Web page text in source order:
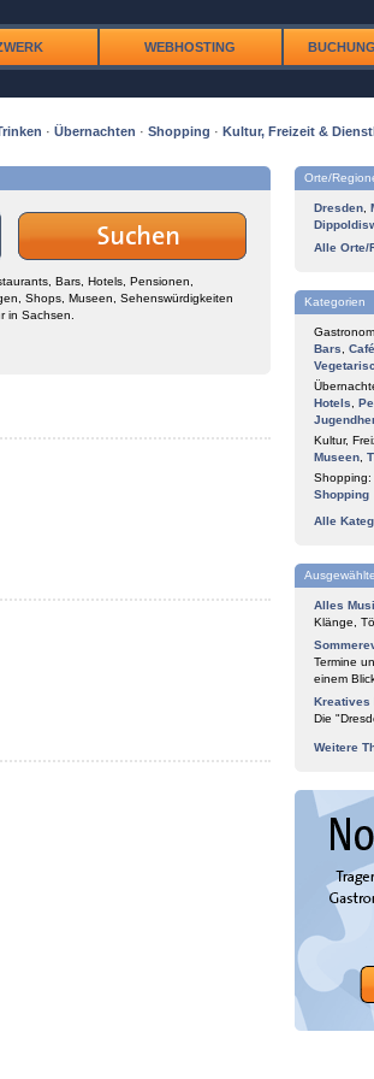
WEBHOSTING
· Übernachten · Shopping · Kultur, Freizeit &
Bars, Hotels, Pensionen,
Shops, Museen, Sehenswürdigkeiten
in Sachsen.
Orte/
Dresden
Alle Orte/
Kategorien
Bars
Hotels
Kultur,
Museen
Shopping:
Shopping
Alle
Alles
Klänge,
Termine
einem
Kreatives
Die
Weitere